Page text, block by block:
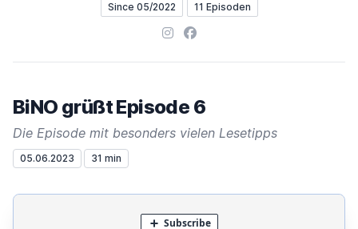
Since 05/2022 11 Episoden
Instagram
Facebook
BiNO grüßt Episode 6
Die Episode mit besonders vielen Lesetipps
05.06.2023 31 min